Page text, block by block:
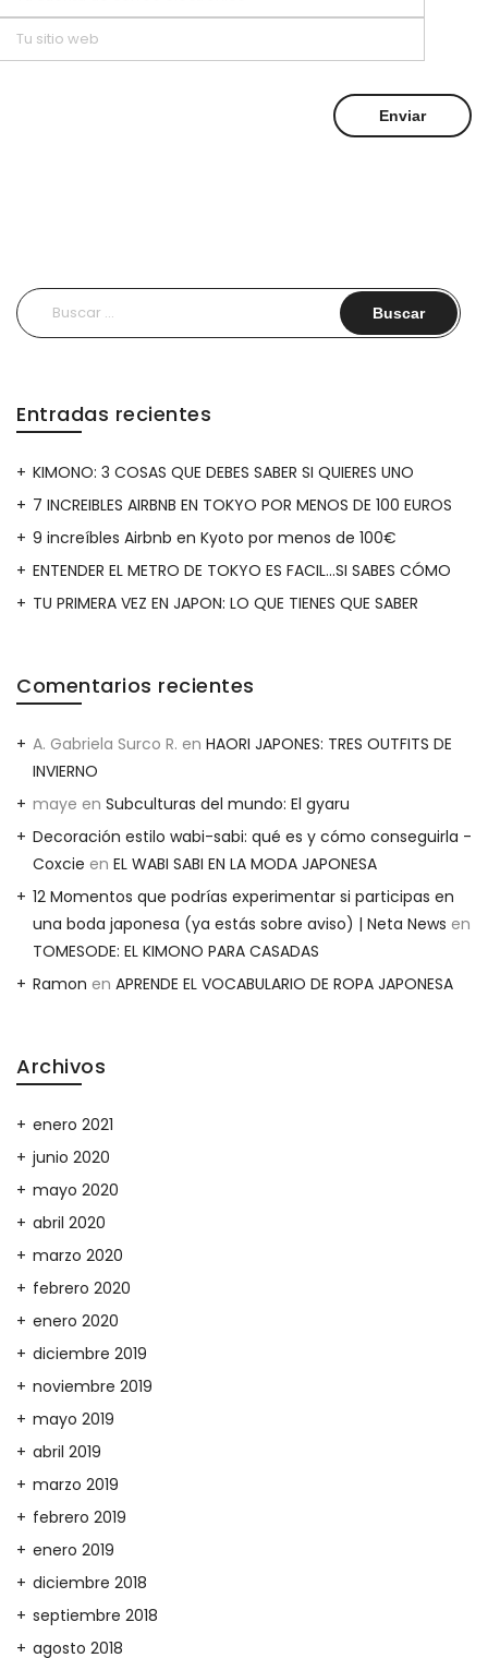
Buscar:
Entradas recientes
KIMONO: 3 COSAS QUE DEBES SABER SI QUIERES UNO
7 INCREIBLES AIRBNB EN TOKYO POR MENOS DE 100 EUROS
9 increíbles Airbnb en Kyoto por menos de 100€
ENTENDER EL METRO DE TOKYO ES FACIL…SI SABES CÓMO
TU PRIMERA VEZ EN JAPON: LO QUE TIENES QUE SABER
Comentarios recientes
A. Gabriela Surco R. en HAORI JAPONES: TRES OUTFITS DE
INVIERNO
maye en Subculturas del mundo: El gyaru
Decoración estilo wabi-sabi: qué es y cómo conseguirla -
Coxcie en EL WABI SABI EN LA MODA JAPONESA
12 Momentos que podrías experimentar si participas en
una boda japonesa (ya estás sobre aviso) | Neta News en
TOMESODE: EL KIMONO PARA CASADAS
Ramon en APRENDE EL VOCABULARIO DE ROPA JAPONESA
Archivos
enero 2021
junio 2020
mayo 2020
abril 2020
marzo 2020
febrero 2020
enero 2020
diciembre 2019
noviembre 2019
mayo 2019
abril 2019
marzo 2019
febrero 2019
enero 2019
diciembre 2018
septiembre 2018
agosto 2018